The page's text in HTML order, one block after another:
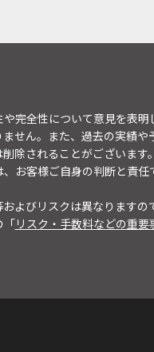
完全性について意見を表明
せん。また、過去の実績や
除されることがございます
お客様ご自身の判断と責任
よびリスクは異なりますの
「リスク・手数料などの重要